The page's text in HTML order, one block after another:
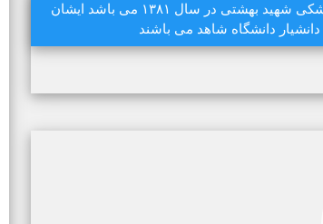
دکتر غلامحسین قائدی دارای مدرک دکتری تخصصی روانپزشکی از دانشگاه علوم پزشکی شهید بهشتی در سال ۱۳۸۱ می باشد ایشان
دانشگاه شاهد می باشند